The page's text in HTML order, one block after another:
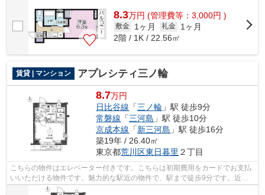
8.3万円 (管理費等：3,000円 )
敷金 1ヶ月 礼金
1ヶ月
2階 / 1K / 22.56㎡
賃貸 | マンション アプレシティ三ノ輪
8.7万円
日比谷線 「三ノ輪 」駅 徒歩9分
常磐線 「三河島 」駅 徒歩10分
京成本線 「新三河島 」駅 徒歩16分
築19年 / 26.40㎡
東京都荒川区東日暮里 ２丁目
こちらの物件はエレベーター付きです。こちらは初期費用をカードでお支払
いいただける物件です。魅力的な駅近の物件で、駅まで徒歩9分です。近く
に始発駅があり、通勤時でも電車に座り...